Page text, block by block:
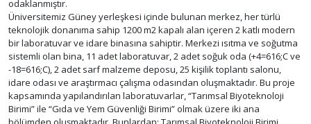
odaklanmıştır.
Üniversitemiz Güney yerleşkesi içinde bulunan merkez, her türlü
teknolojik donanıma sahip 1200 m2 kapalı alan içeren 2 katlı modern
bir laboratuvar ve idare binasına sahiptir. Merkezi ısıtma ve soğutma
sistemli olan bina, 11 adet laboratuvar, 2 adet soğuk oda (+4=616;C ve
-18=616;C), 2 adet sarf malzeme deposu, 25 kişilik toplantı salonu,
idare odası ve araştırmacı çalışma odasından oluşmaktadır. Bu proje
kapsamında yapılandırılan laboratuvarlar, “Tarımsal Biyoteknoloji
Birimi” ile “Gıda ve Yem Güvenliği Birimi” olmak üzere iki ana